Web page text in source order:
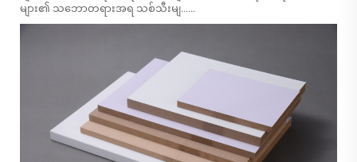
များ၏ သဘောတရားအရ သစ်သီးမျ......